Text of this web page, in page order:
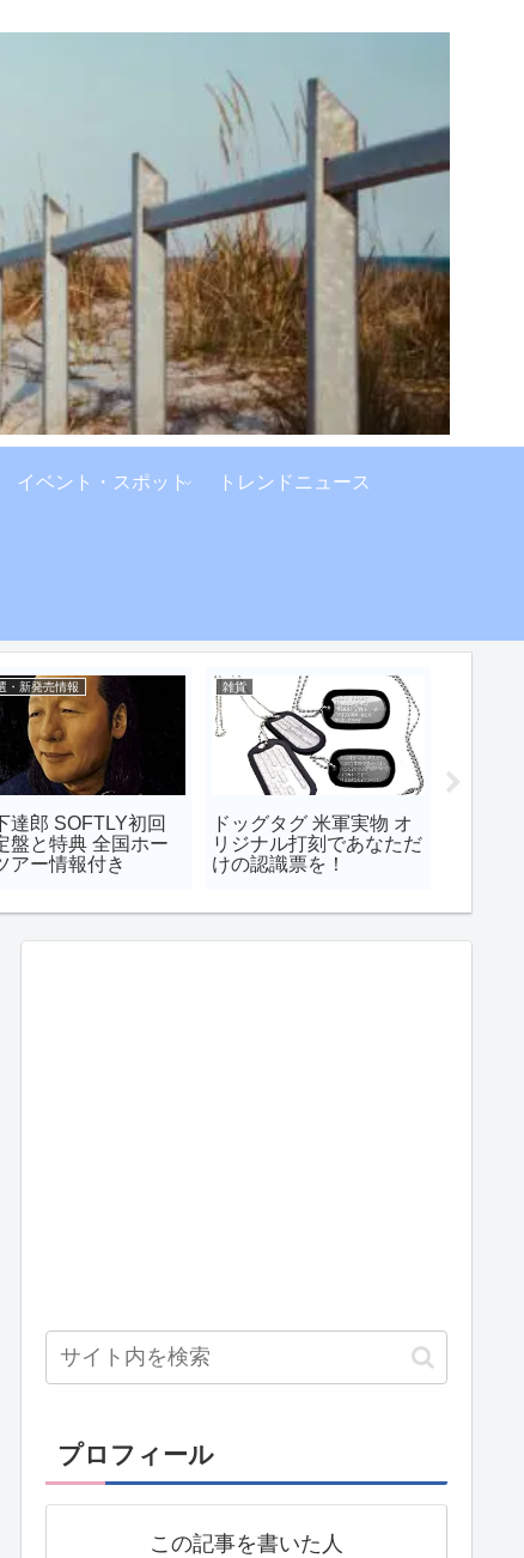
イベント・スポット トレンドニュース
・新発売情報
達郎 SOFTLY初回
盤と特典 全国ホー
アー情報付き
雑貨
ドッグタグ 米軍実物 オ
リジナル打刻であなただ
けの認識票を！
プロフィール
この記事を書いた人